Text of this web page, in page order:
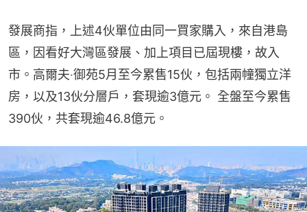
發展商指，上述4伙單位由同一買家購入，來自港島
區，因看好大灣區發展、加上項目已屆現樓，故入
市。高爾夫‧御苑5月至今累售15伙，包括兩幢獨立洋
房，以及13伙分層戶，套現逾3億元。 全盤至今累售
390伙，共套現逾46.8億元。